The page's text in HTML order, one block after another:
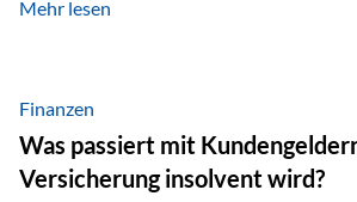
Modernes Value Investing als Grundlage
Fokus stehen Unternehmen, deren
inneren Wert liegt. Neben klassischen
Bewertungskennzahlen werden auch
wie Geschäftsmodell,
Mehr lesen
Finanzen
Was passiert mit
Versicherung insolvent wird?